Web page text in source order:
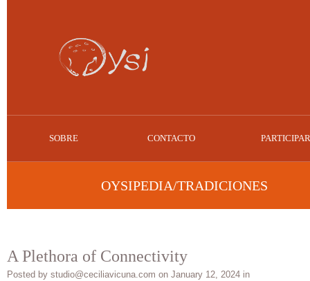
SOBRE CONTACTO
OYSIPEDIA/TRADICIONES
A Plethora of Connectivity
Posted by studio@ceciliavicuna.com on January 12, 2024 in